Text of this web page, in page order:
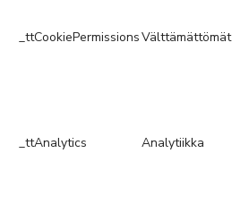
_ttCookiePermissionsVälttämättömät
_ttAnalytics Analytiikka